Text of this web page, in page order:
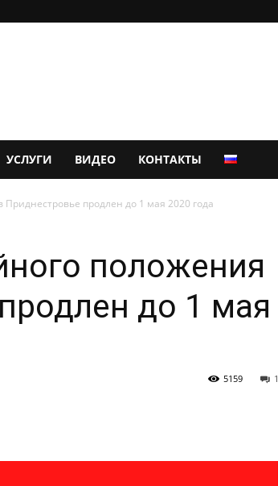
УСЛУГИ ВИДЕО КОНТАКТЫ
продлен до 1 мая 2020 года
положения
до 1 мая
1
5159